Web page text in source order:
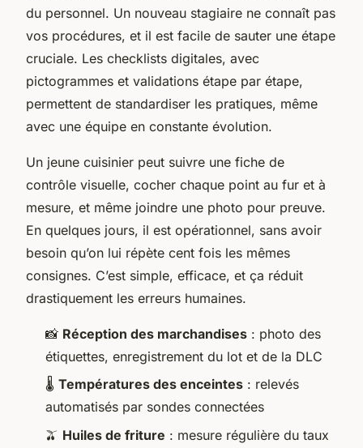
du personnel. Un nouveau stagiaire ne connaît pas
vos procédures, et il est facile de sauter une étape
cruciale. Les checklists digitales, avec
pictogrammes et validations étape par étape,
permettent de standardiser les pratiques, même
avec une équipe en constante évolution.
Un jeune cuisinier peut suivre une fiche de
contrôle visuelle, cocher chaque point au fur et à
mesure, et même joindre une photo pour preuve.
En quelques jours, il est opérationnel, sans avoir
besoin qu’on lui répète cent fois les mêmes
consignes. C’est simple, efficace, et ça réduit
drastiquement les erreurs humaines.
📸 Réception des marchandises : photo des
étiquettes, enregistrement du lot et de la DLC
🌡️ Températures des enceintes : relevés
automatisés par sondes connectées
🫒 Huiles de friture : mesure régulière du taux